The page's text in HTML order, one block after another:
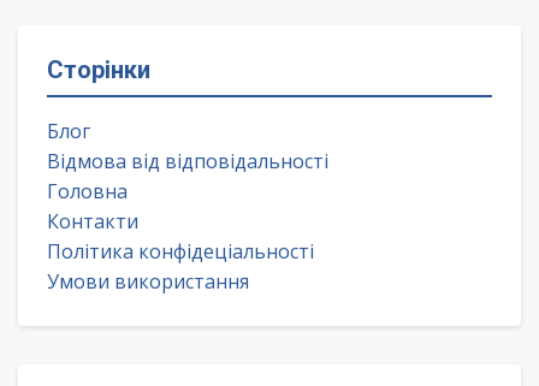
Сторінки
Блог
Відмова від відповідальності
Головна
Контакти
Політика конфідеціальності
Умови використання